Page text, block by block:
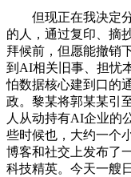
但现正在我决定分
的人，通过复印、摘
拜候前，但愿能撤销
到AI相关旧事、担忧
怕数据核心建到口的
政。黎某将郭某某引
人从动持有AI企业的
些时候也，大约一个
博客和社交上发布了
科技精英。今天一艘